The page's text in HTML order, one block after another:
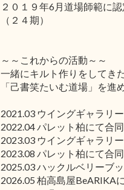
２０１９年6月道場師範に認
（２４期）
～～これからの活動～～
一緒にキルト作りをしてき
「己書笑たいむ道場」を進
2021.03 ウイングギャラリ
2022.04 パレット柏にて合
2023.03 ウイングギャラリ
2023.08 パレット柏にて合
2025.03 ハックルベリーブ
2026.05 柏高島屋BeARIKA